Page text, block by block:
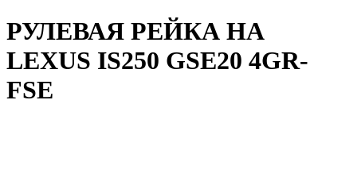
РУЛЕВАЯ РЕЙКА НА
LEXUS IS250 GSE20 4GR-
FSE